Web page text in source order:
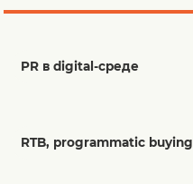
PR в digital-среде
RTB, programmatic buying